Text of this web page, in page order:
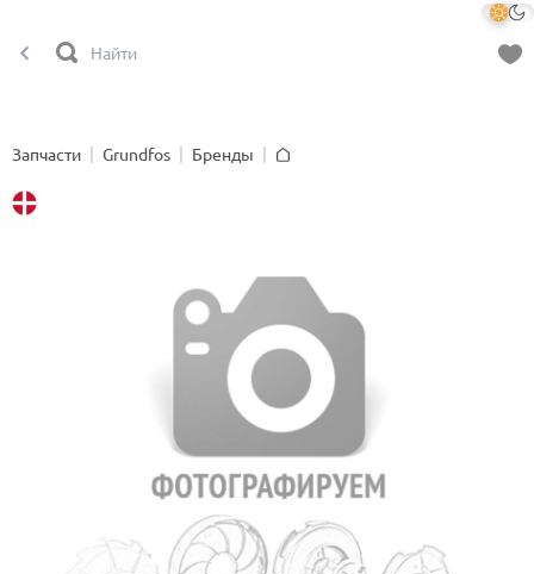
Запчасти Grundfos
Бренды
Grundfos Spare,SEALING D95x13/D76, артикул